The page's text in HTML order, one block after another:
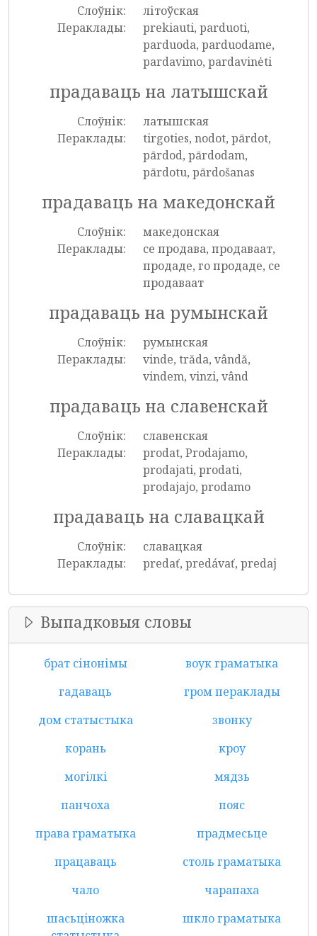
Слоўнік:
літоўская
Пераклады:
prekiauti, parduoti,
parduoda, parduodame,
pardavimo, pardavinėti
прадаваць на латышскай
Слоўнік:
латышская
Пераклады:
tirgoties, nodot, pārdot,
pārdod, pārdodam,
pārdotu, pārdošanas
прадаваць на македонскай
Слоўнік:
македонская
Пераклады:
се продава, продаваат,
продаде, го продаде, се
продаваат
прадаваць на румынскай
Слоўнік:
румынская
Пераклады:
vinde, trăda, vândă,
vindem, vinzi, vând
прадаваць на славенскай
Слоўнік:
славенская
Пераклады:
prodat, Prodajamo,
prodajati, prodati,
prodajajo, prodamo
прадаваць на славацкай
Слоўнік:
славацкая
Пераклады:
predať, predávať, predaj
Выпадковыя словы
брат сінонімы
воук граматыка
гадаваць
гром пераклады
дом статыстыка
звонку
корань
кроу
могiлкi
мядзь
панчоха
пояс
права граматыка
прадмесьце
працаваць
столь граматыка
чало
чарапаха
шасьцiножка
шкло граматыка